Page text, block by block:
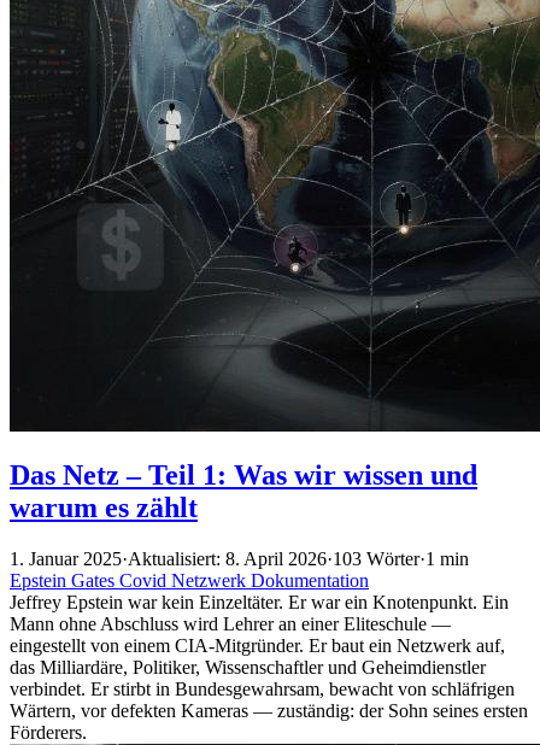
Das Netz – Teil 1: Was wir wissen und
warum es zählt
1. Januar 2025·Aktualisiert: 8. April 2026·103 Wörter·1 min
Epstein Gates Covid Netzwerk Dokumentation
Jeffrey Epstein war kein Einzeltäter. Er war ein Knotenpunkt. Ein
Mann ohne Abschluss wird Lehrer an einer Eliteschule —
eingestellt von einem CIA-Mitgründer. Er baut ein Netzwerk auf,
das Milliardäre, Politiker, Wissenschaftler und Geheimdienstler
verbindet. Er stirbt in Bundesgewahrsam, bewacht von schläfrigen
Wärtern, vor defekten Kameras — zuständig: der Sohn seines ersten
Förderers.